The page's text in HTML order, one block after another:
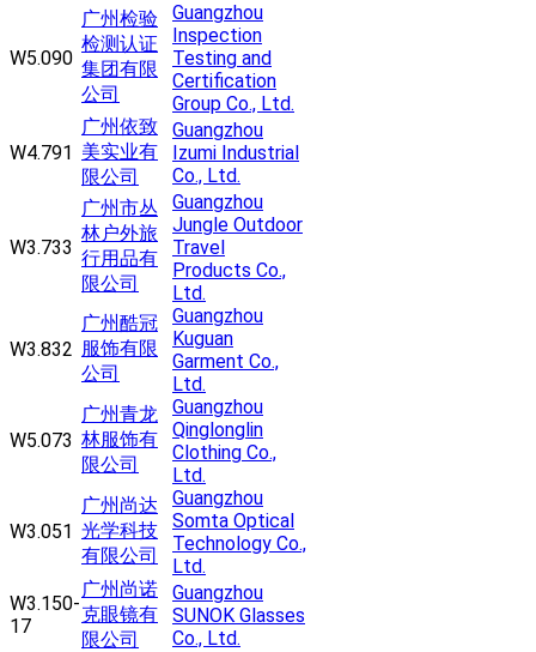
W5.090
广州检验
检测认证
集团有限
公司
Guangzhou
Inspection
Testing and
Certification
Group Co., Ltd.
W4.791
广州依致
美实业有
限公司
Guangzhou
Izumi Industrial
Co., Ltd.
W3.733
广州市丛
林户外旅
行用品有
限公司
Guangzhou
Jungle Outdoor
Travel
Products Co.,
Ltd.
W3.832
广州酷冠
服饰有限
公司
Guangzhou
Kuguan
Garment Co.,
Ltd.
W5.073
广州青龙
林服饰有
限公司
Guangzhou
Qinglonglin
Clothing Co.,
Ltd.
W3.051
广州尚达
光学科技
有限公司
Guangzhou
Somta Optical
Technology Co.,
Ltd.
W3.150-
17
广州尚诺
克眼镜有
限公司
Guangzhou
SUNOK Glasses
Co., Ltd.